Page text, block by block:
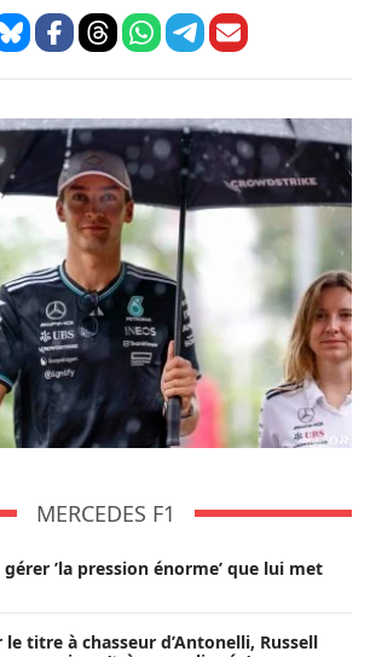
MERCEDES F1
’la pression énorme’ que lui met
titre à chasseur d’Antonelli, Russell